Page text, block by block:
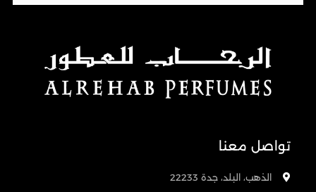
تواصل معنا
الذهب، البلد، جدة 22233